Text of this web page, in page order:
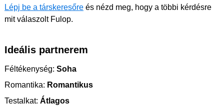
Lépj be a társkeresőre és nézd meg, hogy a többi kérdésre
mit válaszolt Fulop.
Ideális partnerem
Féltékenység: Soha
Romantika: Romantikus
Testalkat: Átlagos